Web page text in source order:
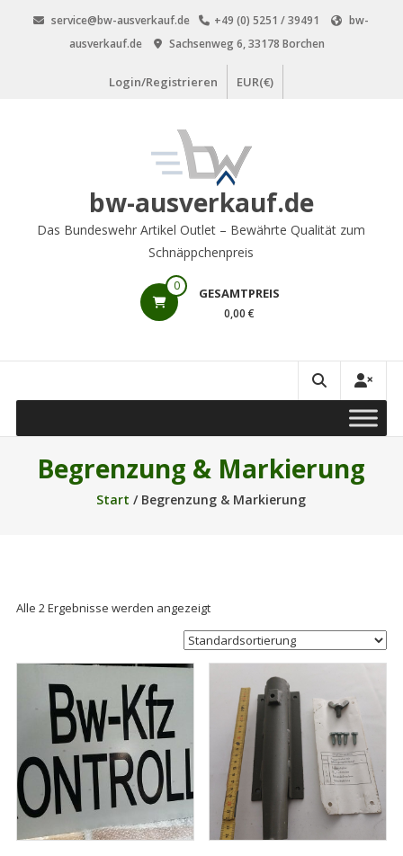
service@bw-ausverkauf.de +49 (0) 5251 / 39491
bw-
ausverkauf.de
Sachsenweg 6, 33178 Borchen
Login/Registrieren EUR(€)
bw-ausverkauf.de
Das Bundeswehr Artikel Outlet – Bewährte Qualität zum
Schnäppchenpreis
0 GESAMTPREIS
0,00 €
Begrenzung & Markierung
Start / Begrenzung & Markierung
Alle 2 Ergebnisse werden angezeigt